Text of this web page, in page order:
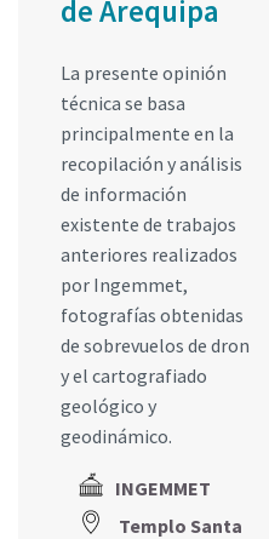
de Arequipa
La presente opinión
técnica se basa
principalmente en la
recopilación y análisis
de información
existente de trabajos
anteriores realizados
por Ingemmet,
fotografías obtenidas
de sobrevuelos de dron
y el cartografiado
geológico y
geodinámico.
INGEMMET
Templo Santa